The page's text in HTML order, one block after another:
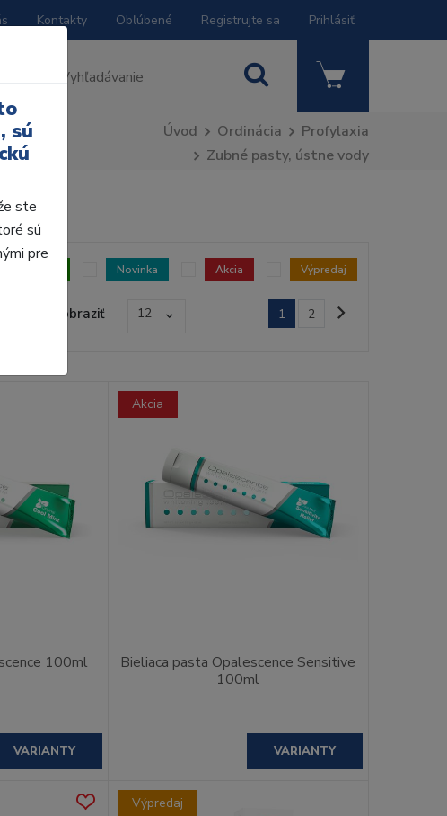
Kontakty Obľúbené Registrujte sa Prihlásiť
Úvod Ordinácia
Profylaxia
Zubné pasty, ústne vody
Novinka Akcia Výpredaj
Zobraziť 12 1 2
100ml
VARIANTY
Akcia
Bieliaca pasta Opalescence Sensitive
100ml
VARIANTY
Výpredaj
sú
ste
sú
pre